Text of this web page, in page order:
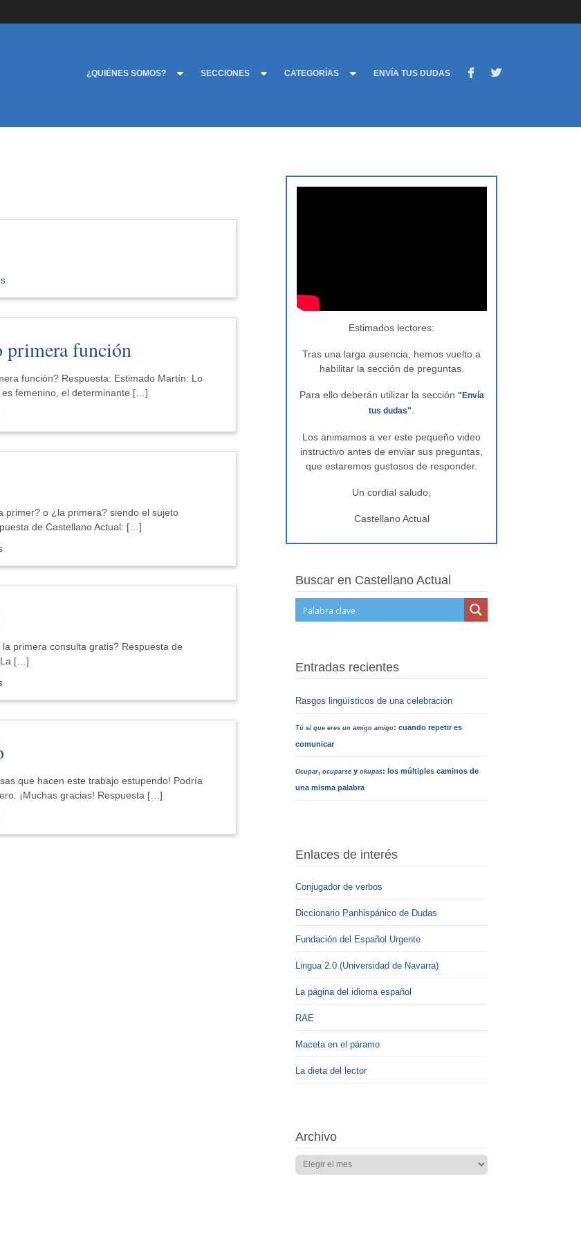
¿QUIÉNES SOMOS? SECCIONES CATEGORÍAS ENVÍA TUS DUDAS
primera función
función? Respuesta: Estimado Martín: Lo
femenino, el determinante […]
primer? o ¿la primera? siendo el sujeto
de Castellano Actual: […]
primera consulta gratis? Respuesta de
La […]
que hacen este trabajo estupendo! Podría
¡Muchas gracias! Respuesta […]
Estimados lectores:
Tras una larga ausencia, hemos vuelto a
habilitar la sección de preguntas.
Para ello deberán utilizar la sección "Envía
tus dudas"
Los animamos a ver este pequeño video
instructivo antes de enviar sus preguntas,
que estaremos gustosos de responder.
Un cordial saludo,
Castellano Actual
Buscar en Castellano Actual
Entradas recientes
Rasgos lingüísticos de una celebración
Tú sí que eres un amigo amigo: cuando repetir es
comunicar
Ocupar, ocuparsey okupas: los múltiples caminos de
una misma palabra
Enlaces de interés
Conjugador de verbos
Diccionario Panhispánico de Dudas
Fundación del Español Urgente
Lingua 2.0 (Universidad de Navarra)
La página del idioma español
RAE
Maceta en el páramo
La dieta del lector
Archivo